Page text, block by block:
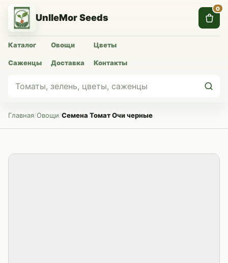
UnlleMor Seeds
Каталог Овощи Цветы
Саженцы Доставка Контакты
0
Главная/Овощи/Семена Томат Очи черные